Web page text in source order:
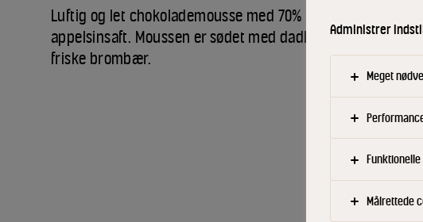
Luftig og let chokolademousse med 70% chokolade og
appelsinsaft. Moussen er sødet med dadler og toppet med
friske brombær.
Administrer
Meget
Målrettede